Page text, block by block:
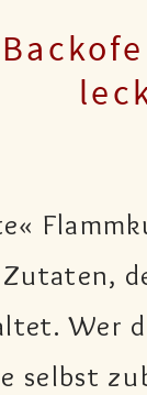
Wer
selbst